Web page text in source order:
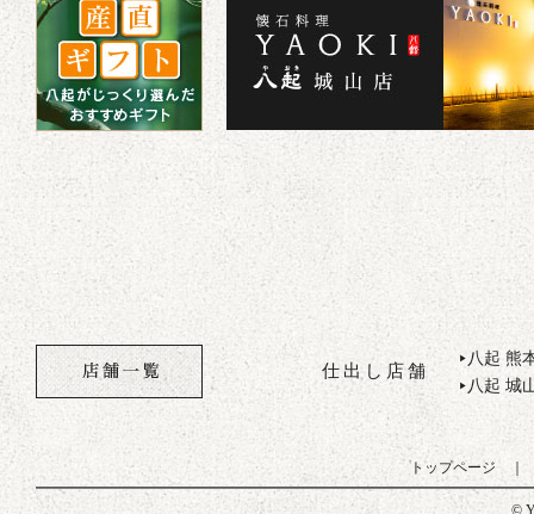
仕出し店舗
▶ 八起 熊
▶ 八起 城
トップページ
©